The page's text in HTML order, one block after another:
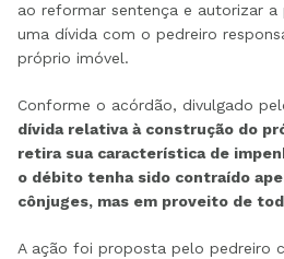
ao reformar sentença e autorizar a
uma dívida com o pedreiro
próprio imóvel.
Conforme o acórdão, divulgado
dívida relativa à construção do
retira sua característica de
o débito tenha sido contraído
cônjuges, mas em proveito de
A ação foi proposta pelo pedreiro